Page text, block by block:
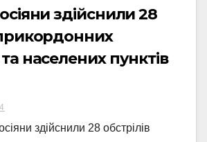
здійснили 28
населених пунктів
здійснили 28 обстрілів